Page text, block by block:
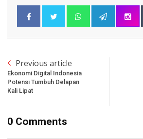
Previous article
Ekonomi Digital Indonesia
Potensi Tumbuh Delapan
Kali Lipat
0 Comments